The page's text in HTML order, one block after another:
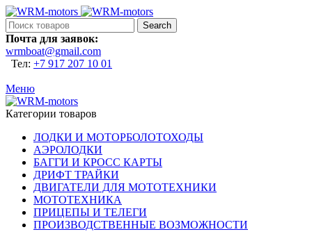
Search
Почта для заявок:
wrmboat@gmail.com
Тел: +7 917 207 10 01
Меню
Категории товаров
ЛОДКИ И МОТОРБОЛОТОХОДЫ
АЭРОЛОДКИ
БАГГИ И КРОСС КАРТЫ
ДРИФТ ТРАЙКИ
ДВИГАТЕЛИ ДЛЯ МОТОТЕХНИКИ
МОТОТЕХНИКА
ПРИЦЕПЫ И ТЕЛЕГИ
ПРОИЗВОДСТВЕННЫЕ ВОЗМОЖНОСТИ